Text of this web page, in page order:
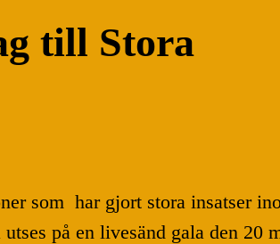
till Stora
som har gjort stora insatser
på en livesänd gala den 20